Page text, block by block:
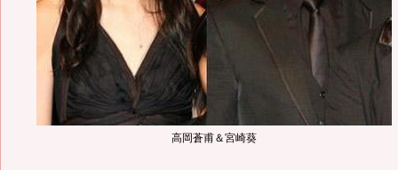
高岡蒼甫＆宮崎葵